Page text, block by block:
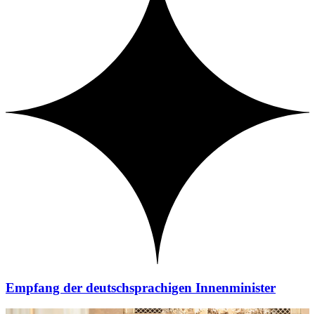
Empfang der deutschsprachigen Innenminister